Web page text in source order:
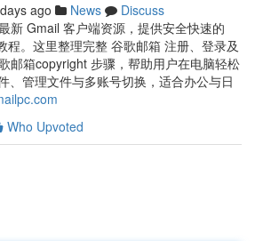
ago News
Discuss
新 Gmail 客户端资源，提供安全快速的
程。这里整理完整 谷歌邮箱 注册、登录及
邮箱copyright 步骤，帮助用户在电脑轻松
、管理文件与多账号切换，适合办公与日
Who Upvoted